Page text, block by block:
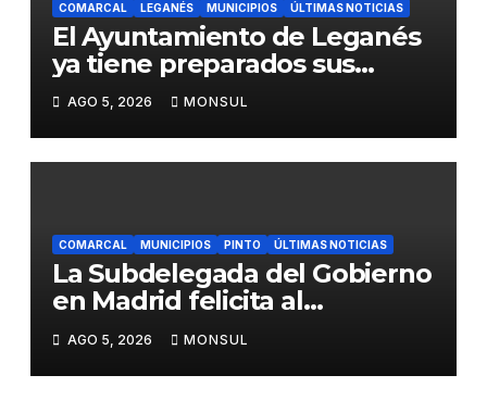
COMARCAL LEGANÉS MUNICIPIOS ÚLTIMAS NOTICIAS
El Ayuntamiento de Leganés
ya tiene preparados sus
dispositivos de seguridad y
de limpieza para las Fiestas
de Butarque
AGO 5, 2026 MONSUL
COMARCAL MUNICIPIOS PINTO ÚLTIMAS NOTICIAS
La Subdelegada del Gobierno
en Madrid felicita al
Ayuntamiento de Pinto por
su dispositivo de seguridad
en las Fiestas Patronales
AGO 5, 2026 MONSUL